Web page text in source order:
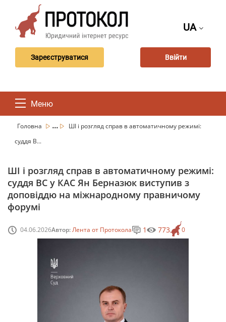
UA
Зареєструватися Ввійти
Меню
Головна ...
ШІ і розгляд справ в автоматичному режимі:
суддя В...
ШІ і розгляд справ в автоматичному режимі:
суддя ВС у КАС Ян Берназюк виступив з
доповіддю на міжнародному правничому
форумі
04.06.2026Автор:Лента от Протокола 0
1 773